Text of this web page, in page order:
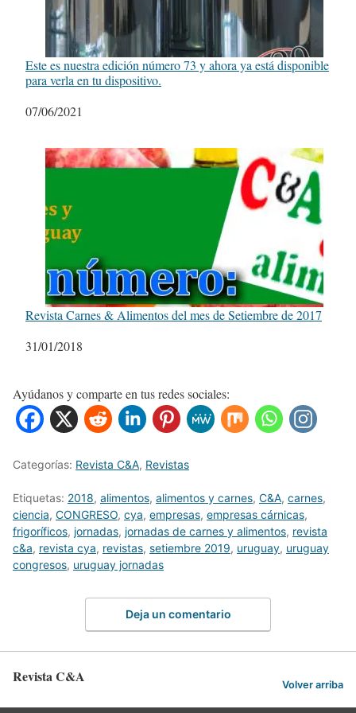
Este es nuestra edición número 73 y ahora ya está disponible
para verla en tu dispositivo.
Fecha
07/06/2021
Revista Carnes & Alimentos del mes de Setiembre de 2017
Fecha
31/01/2018
Ayúdanos y comparte en tus redes sociales:
Categorías: Revista C&A, Revistas
Etiquetas: 2018, alimentos, alimentos y carnes, C&A, carnes,
ciencia, CONGRESO, cya, empresas, empresas cárnicas,
frigoríficos, jornadas, jornadas de carnes y alimentos, revista
c&a, revista cya, revistas, setiembre 2019, uruguay, uruguay
congresos, uruguay jornadas
Deja un comentario
Revista C&A Volver arriba